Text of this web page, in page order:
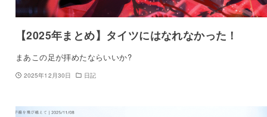
【2025年まとめ】タイツにはなれなかった！
まあこの足が拝めたならいいか?
2025年12月30日 日記